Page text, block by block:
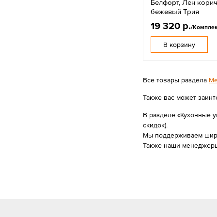
Белфорт, Лен
бежевый Трия
19 320 р./
В корзину
Все товары раздела
Также вас может
В разделе «Кухонные
скидок).
Мы поддерживаем
Также наши